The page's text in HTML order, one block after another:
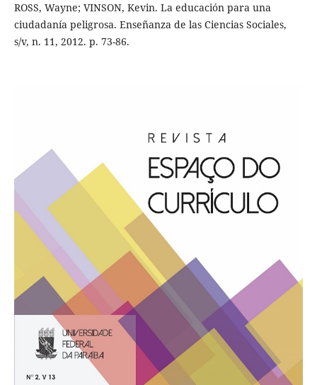
ROSS, Wayne; VINSON, Kevin. La educación para una
ciudadanía peligrosa. Enseñanza de las Ciencias Sociales,
s/v, n. 11, 2012. p. 73-86.